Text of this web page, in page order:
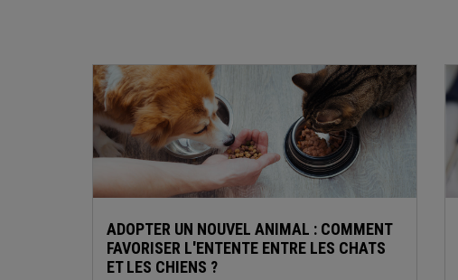
ADOPTER UN NOUVEL ANIMAL : COMMENT
FAVORISER L'ENTENTE ENTRE LES CHATS
ET LES CHIENS ?